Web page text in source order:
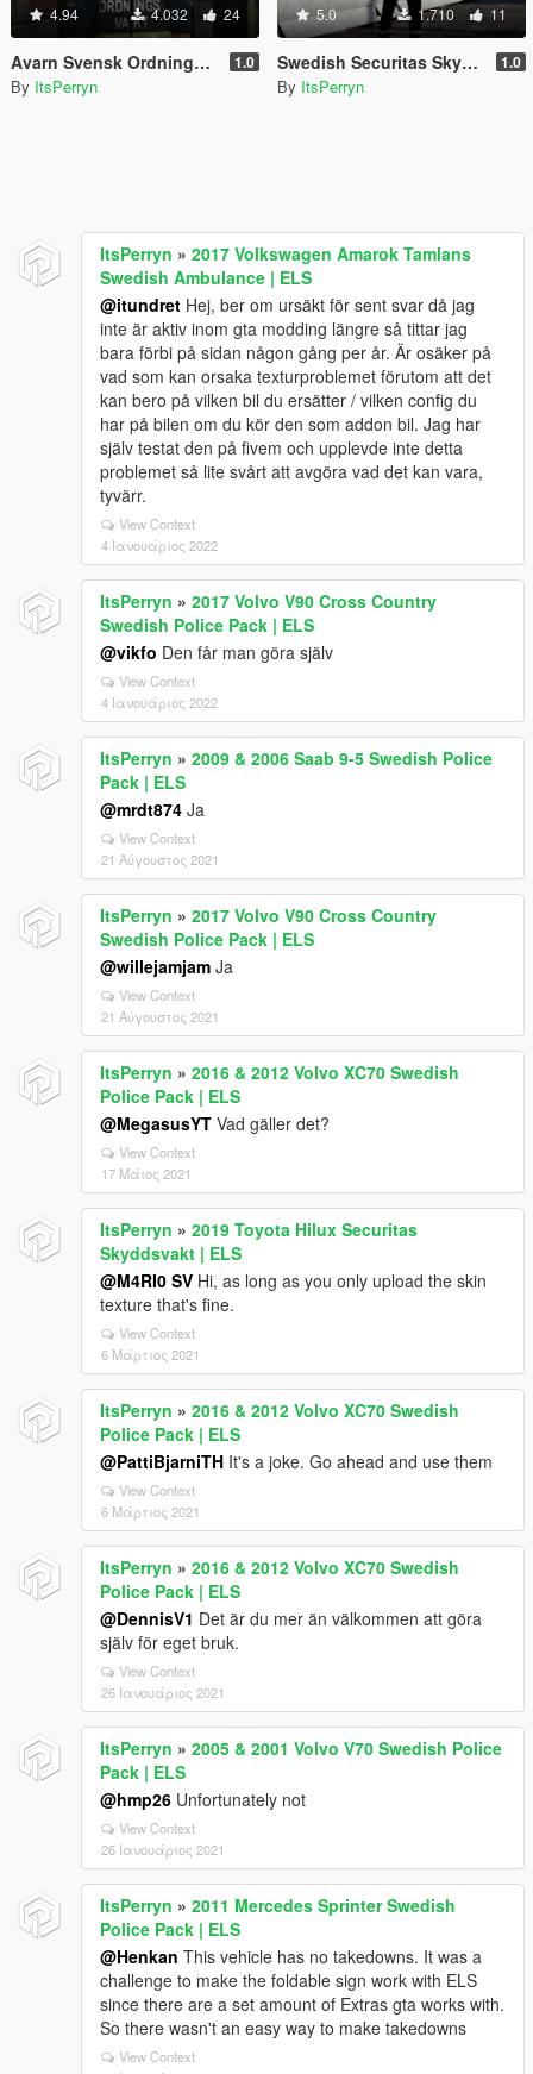
4.94 4.032 24
Avarn Svensk Ordningsvakt PED | Swedish Avarn Security Guard PED 1.0
By ItsPerryn
5.0 1.710 11
Swedish Securitas Skyddsvakt Ped 1.0
By ItsPerryn
ItsPerryn » 2017 Volkswagen Amarok Tamlans
Swedish Ambulance | ELS
@itundret Hej, ber om ursäkt för sent svar då jag
inte är aktiv inom gta modding längre så tittar jag
bara förbi på sidan någon gång per år. Är osäker på
vad som kan orsaka texturproblemet förutom att det
kan bero på vilken bil du ersätter / vilken config du
har på bilen om du kör den som addon bil. Jag har
själv testat den på fivem och upplevde inte detta
problemet så lite svårt att avgöra vad det kan vara,
tyvärr.
View Context
4 Ιανουάριος 2022
ItsPerryn » 2017 Volvo V90 Cross Country
Swedish Police Pack | ELS
@vikfo Den får man göra själv
View Context
4 Ιανουάριος 2022
ItsPerryn » 2009 & 2006 Saab 9-5 Swedish Police
Pack | ELS
@mrdt874 Ja
View Context
21 Αύγουστος 2021
ItsPerryn » 2017 Volvo V90 Cross Country
Swedish Police Pack | ELS
@willejamjam Ja
View Context
21 Αύγουστος 2021
ItsPerryn » 2016 & 2012 Volvo XC70 Swedish
Police Pack | ELS
@MegasusYT Vad gäller det?
View Context
17 Μάιος 2021
ItsPerryn » 2019 Toyota Hilux Securitas
Skyddsvakt | ELS
@M4RI0 SV Hi, as long as you only upload the skin
texture that's fine.
View Context
6 Μάρτιος 2021
ItsPerryn » 2016 & 2012 Volvo XC70 Swedish
Police Pack | ELS
@PattiBjarniTH It's a joke. Go ahead and use them
View Context
6 Μάρτιος 2021
ItsPerryn » 2016 & 2012 Volvo XC70 Swedish
Police Pack | ELS
@DennisV1 Det är du mer än välkommen att göra
själv för eget bruk.
View Context
26 Ιανουάριος 2021
ItsPerryn » 2005 & 2001 Volvo V70 Swedish Police
Pack | ELS
@hmp26 Unfortunately not
View Context
26 Ιανουάριος 2021
ItsPerryn » 2011 Mercedes Sprinter Swedish
Police Pack | ELS
@Henkan This vehicle has no takedowns. It was a
challenge to make the foldable sign work with ELS
since there are a set amount of Extras gta works with.
So there wasn't an easy way to make takedowns
View Context